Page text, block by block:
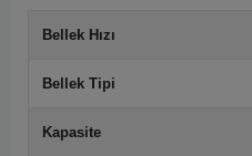
Bellek Hızı
Bellek Tipi
Kapasite